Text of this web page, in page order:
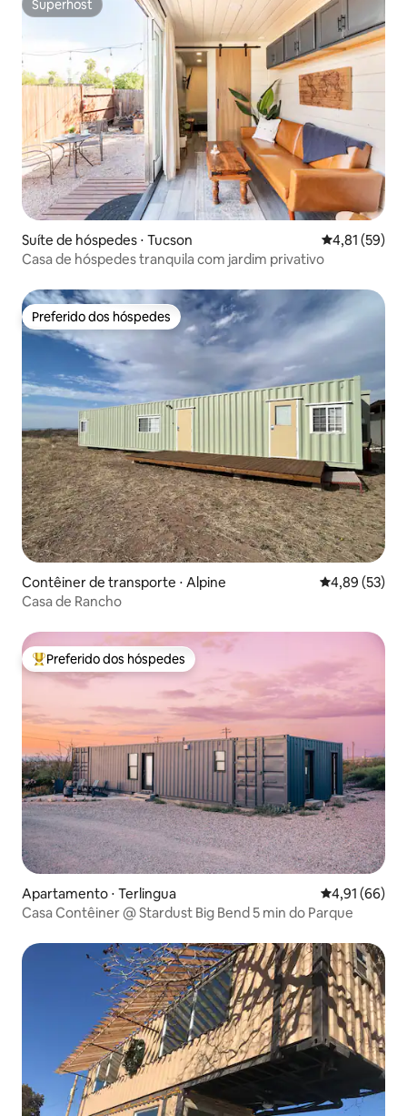
Superhost
Superhost
Suíte de hóspedes ⋅ Tucson 4,81 de uma
4,81 (59)
Casa de hóspedes tranquila com jardim privativo
Preferido dos hóspedes
Preferido dos hóspedes
Contêiner de transporte ⋅ Alpine 4,89 de uma
4,89 (53)
Casa de Rancho
Entre os melhores preferidos dos hóspedes
Preferido dos hóspedes
Apartamento ⋅ Terlingua 4,91 de uma
4,91 (66)
Casa Contêiner @ Stardust Big Bend 5 min do Parque